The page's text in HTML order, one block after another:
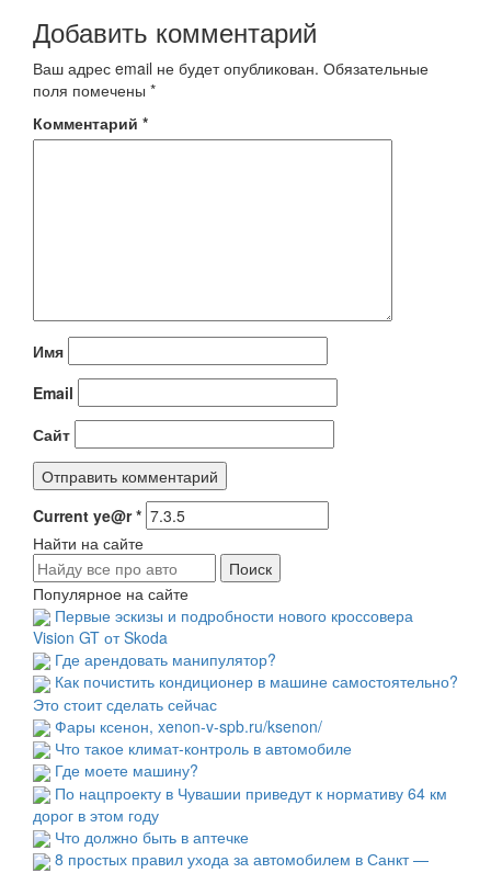
Добавить комментарий
Ваш адрес email не будет опубликован. Обязательные
поля помечены *
Комментарий *
Имя
Email
Сайт
Current ye@r*
Найти на сайте
Популярное на сайте
Первые эскизы и подробности нового кроссовера
Vision GT от Skoda
Где арендовать манипулятор?
Как почистить кондиционер в машине самостоятельно?
Это стоит сделать сейчас
Фары ксенон, xenon-v-spb.ru/ksenon/
Что такое климат-контроль в автомобиле
Где моете машину?
По нацпроекту в Чувашии приведут к нормативу 64 км
дорог в этом году
Что должно быть в аптечке
8 простых правил ухода за автомобилем в Санкт —